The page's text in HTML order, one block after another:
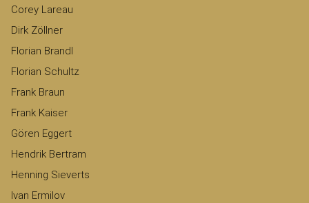
Corey Lareau
Dirk Zöllner
Florian Brandl
Florian Schultz
Frank Braun
Frank Kaiser
Gören Eggert
Hendrik Bertram
Henning Sieverts
Ivan Ermilov